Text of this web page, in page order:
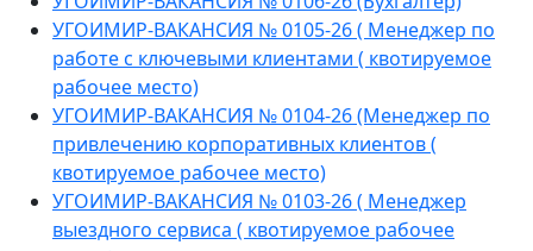
УГОИМИР-ВАКАНСИЯ № 0105-26 ( Менеджер по
работе с ключевыми клиентами ( квотируемое
рабочее место)
УГОИМИР-ВАКАНСИЯ № 0104-26 (Менеджер по
привлечению корпоративных клиентов (
квотируемое рабочее место)
УГОИМИР-ВАКАНСИЯ № 0103-26 ( Менеджер
выездного сервиса ( квотируемое рабочее